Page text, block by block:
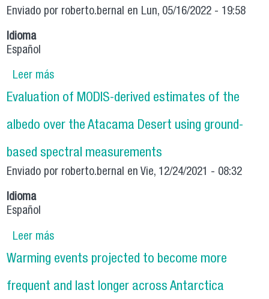
Enviado por roberto.bernal en Lun, 05/16/2022 - 19:58
Idioma
Español
Leer mássobre PROMESA: Atmospheric Radiation
Measurements on King George Island (Southern
Ocean / Antarctic Peninsula)
Evaluation of MODIS-derived estimates of the
albedo over the Atacama Desert using ground-
based spectral measurements
Enviado por roberto.bernal en Vie, 12/24/2021 - 08:32
Idioma
Español
Leer mássobre Evaluation of MODIS-derived estimates
of the albedo over the Atacama Desert using
ground-based spectral measurements
Warming events projected to become more
frequent and last longer across Antarctica